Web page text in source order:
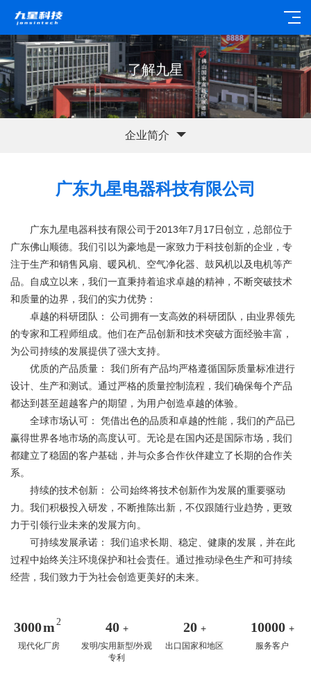
了解九星
企业简介
广东九星电器科技有限公司
广东九星电器科技有限公司于2013年7月17日创立，总部位于
广东佛山顺德。我们引以为豪地是一家致力于科技创新的企业，专
注于生产和销售风扇、暖风机、空气净化器、鼓风机以及电机等产
品。自成立以来，我们一直秉持着追求卓越的精神，不断突破技术
和质量的边界，我们的实力优势：
卓越的科研团队： 公司拥有一支高效的科研团队，由业界领先
的专家和工程师组成。他们在产品创新和技术突破方面经验丰富，
为公司持续的发展提供了强大支持。
优质的产品质量： 我们所有产品均严格遵循国际质量标准进行
设计、生产和测试。通过严格的质量控制流程，我们确保每个产品
都达到甚至超越客户的期望，为用户创造卓越的体验。
全球市场认可： 凭借出色的品质和卓越的性能，我们的产品已
赢得世界各地市场的高度认可。无论是在国内还是国际市场，我们
都建立了稳固的客户基础，并与众多合作伙伴建立了长期的合作关
系。
持续的技术创新： 公司始终将技术创新作为发展的重要驱动
力。我们积极投入研发，不断推陈出新，不仅跟随行业趋势，更致
力于引领行业未来的发展方向。
可持续发展承诺： 我们追求长期、稳定、健康的发展，并在此
过程中始终关注环境保护和社会责任。通过推动绿色生产和可持续
经营，我们致力于为社会创造更美好的未来。
3000m 2
现代化厂房
40 +
发明/实用新型/外观
专利
20 +
出口国家和地区
10000 +
服务客户